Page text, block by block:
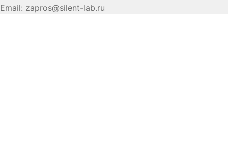
Email: zapros@silent-lab.ru